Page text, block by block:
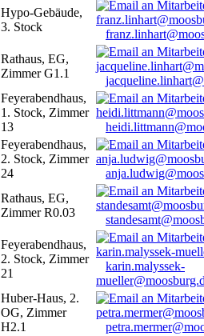
Hypo-Gebäude,
3. Stock
Rathaus, EG,
Zimmer G1.1
Feyerabendhaus,
1. Stock, Zimmer
13
Feyerabendhaus,
2. Stock, Zimmer
24
Rathaus, EG,
Zimmer R0.03
Feyerabendhaus,
2. Stock, Zimmer
21
karin.malyssek-
Huber-Haus, 2.
OG, Zimmer
H2.1